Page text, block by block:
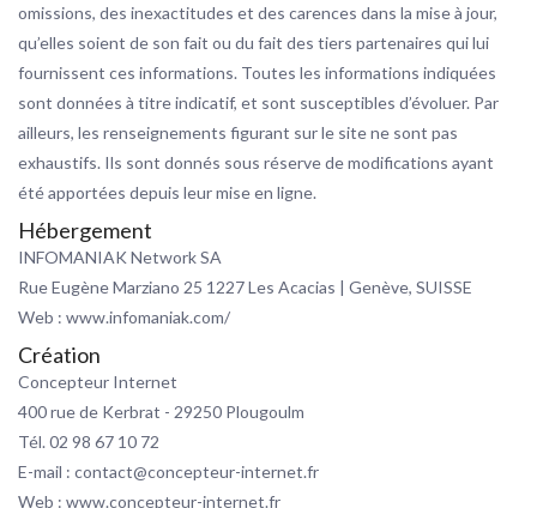
omissions, des inexactitudes et des carences dans la mise à jour,
qu’elles soient de son fait ou du fait des tiers partenaires qui lui
fournissent ces informations. Toutes les informations indiquées
sont données à titre indicatif, et sont susceptibles d’évoluer. Par
ailleurs, les renseignements figurant sur le site ne sont pas
exhaustifs. Ils sont donnés sous réserve de modifications ayant
été apportées depuis leur mise en ligne.
Hébergement
INFOMANIAK Network SA
Rue Eugène Marziano 25 1227 Les Acacias | Genève, SUISSE
Web : www.infomaniak.com/
Création
Concepteur Internet
400 rue de Kerbrat - 29250 Plougoulm
Tél. 02 98 67 10 72
E-mail : contact@concepteur-internet.fr
Web : www.concepteur-internet.fr